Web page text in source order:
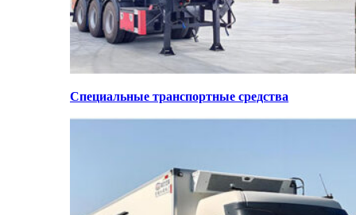
Специальные транспортные средства